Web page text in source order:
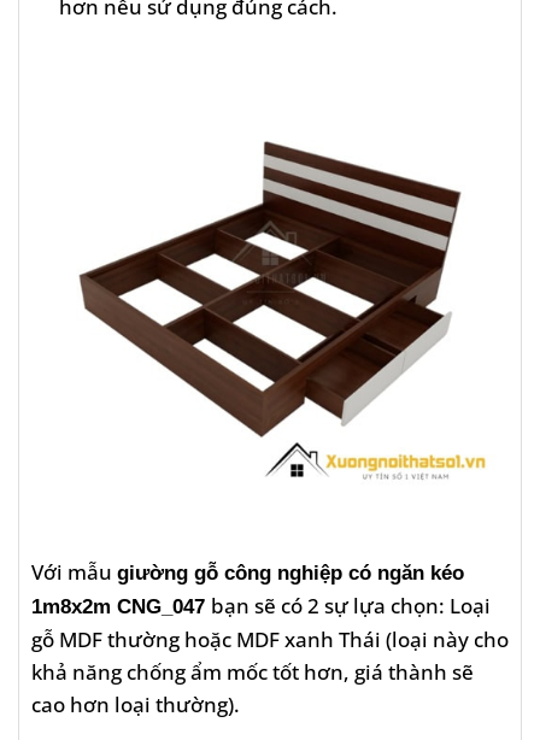
hơn nếu sử dụng đúng cách.
Với mẫu giường gỗ công nghiệp có ngăn kéo
1m8x2m CNG_047 bạn sẽ có 2 sự lựa chọn: Loại
gỗ MDF thường hoặc MDF xanh Thái (loại này cho
khả năng chống ẩm mốc tốt hơn, giá thành sẽ
cao hơn loại thường).